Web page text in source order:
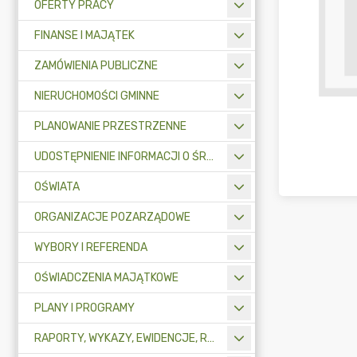
OFERTY PRACY
FINANSE I MAJĄTEK
ZAMÓWIENIA PUBLICZNE
NIERUCHOMOŚCI GMINNE
PLANOWANIE PRZESTRZENNE
UDOSTĘPNIENIE INFORMACJI O ŚRODOWISKU
OŚWIATA
ORGANIZACJE POZARZĄDOWE
WYBORY I REFERENDA
OŚWIADCZENIA MAJĄTKOWE
PLANY I PROGRAMY
RAPORTY, WYKAZY, EWIDENCJE, REJESTRY